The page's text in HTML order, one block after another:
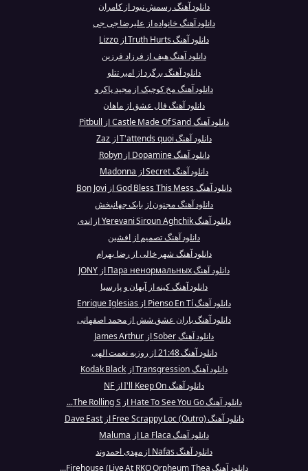
دانلود آهنگ رسمش نبود از کامران
دانلود آهنگ خانواده از علیرضا جی جی
دانلود آهنگ Truth Hurts از Lizzo
دانلود آهنگ هیف از فرزاد فرزین
دانلود آهنگ برگرد از امیر تتلو
دانلود آهنگ مخ کوچیک از مجید پاکرو
دانلود آهنگ فال عشق از ماهان
دانلود آهنگ Castle Made Of Sand از Pitbull
دانلود آهنگ T'attends quoi از Zaz
دانلود آهنگ Dopamine از Robyn
دانلود آهنگ Secret از Madonna
دانلود آهنگ God Bless This Mess از Bon Jovi
دانلود آهنگ مجنون از بابک جهانبخش
دانلود آهنگ Yerevani Siroun Aghchik از اندی
دانلود آهنگ تصمیم از افشین
دانلود آهنگ شهر خالی از رضا بهرام
دانلود آهنگ Пара ненормальных از JONY
دانلود آهنگ کینه از آیهان و پارسیا
دانلود آهنگ Pienso En Tí از Enrique Iglesias
دانلود آهنگ باران عشق شش از محمد اصفهانی
دانلود آهنگ Sober از James Arthur
دانلود آهنگ 21:48 از روزبه نعمت الهی
دانلود آهنگ Transgression از Kodak Black
دانلود آهنگ I'll Keep On از NF
دانلود آهنگ Hate To See You Go از The Rolling S...
دانلود آهنگ Free Scrappy Loc (Outro) از Dave East
دانلود آهنگ La Flaca از Maluma
دانلود آهنگ Nafas از مهدی احمدوند
دانلود آهنگ Firehouse (Live At RKO Orpheum Thea...